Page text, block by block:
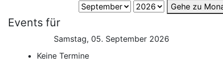
Gehe zu
Events für
Samstag, 05. September 2026
Keine Termine